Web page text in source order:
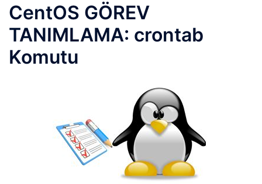
CentOS GÖREV
TANIMLAMA: crontab
Komutu